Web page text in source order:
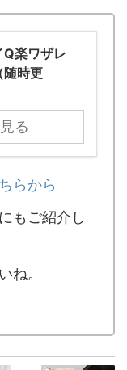
Q楽ワザレ
随時更
る
らから
もご紹介し
ね。